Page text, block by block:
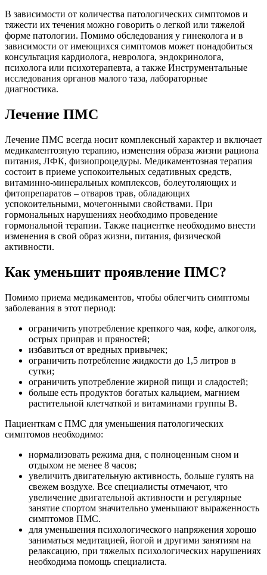
В зависимости от количества патологических симптомов и
тяжести их течения можно говорить о легкой или тяжелой
форме патологии. Помимо обследования у гинеколога и в
зависимости от имеющихся симптомов может понадобиться
консультация кардиолога, невролога, эндокринолога,
психолога или психотерапевта, а также Инструментальные
исследования органов малого таза, лабораторные
диагностика.
Лечение ПМС
Лечение ПМС всегда носит комплексный характер и включает
медикаментозную терапию, изменения образа жизни рациона
питания, ЛФК, физиопроцедуры. Медикаментозная терапия
состоит в приеме успокоительных седативных средств,
витаминно-минеральных комплексов, болеутоляющих и
фитопрепаратов – отваров трав, обладающих
успокоительными, мочегонными свойствами. При
гормональных нарушениях необходимо проведение
гормональной терапии. Также пациентке необходимо внести
изменения в свой образ жизни, питания, физической
активности.
Как уменьшит проявление ПМС?
Помимо приема медикаментов, чтобы облегчить симптомы
заболевания в этот период:
ограничить употребление крепкого чая, кофе, алкоголя,
острых приправ и пряностей;
избавиться от вредных привычек;
ограничить потребление жидкости до 1,5 литров в
сутки;
ограничить употребление жирной пищи и сладостей;
больше есть продуктов богатых кальцием, магнием
растительной клетчаткой и витаминами группы В.
Пациенткам с ПМС для уменьшения патологических
симптомов необходимо:
нормализовать режима дня, с полноценным сном и
отдыхом не менее 8 часов;
увеличить двигательную активность, больше гулять на
свежем воздухе. Все специалисты отмечают, что
увеличение двигательной активности и регулярные
занятие спортом значительно уменьшают выраженность
симптомов ПМС.
для уменьшения психологического напряжения хорошо
заниматься медитацией, йогой и другими занятиям на
релаксацию, при тяжелых психологических нарушениях
необходима помощь специалиста.